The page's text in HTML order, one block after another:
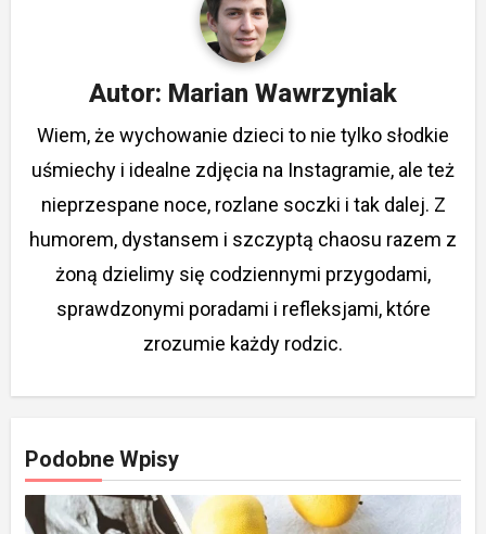
Autor: Marian Wawrzyniak
Wiem, że wychowanie dzieci to nie tylko słodkie
uśmiechy i idealne zdjęcia na Instagramie, ale też
nieprzespane noce, rozlane soczki i tak dalej. Z
humorem, dystansem i szczyptą chaosu razem z
żoną dzielimy się codziennymi przygodami,
sprawdzonymi poradami i refleksjami, które
zrozumie każdy rodzic.
Podobne Wpisy